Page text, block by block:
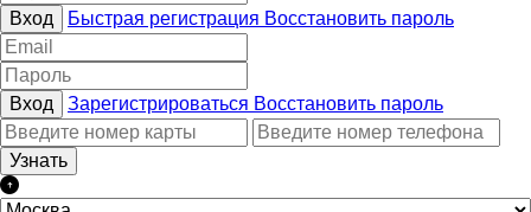
Вход Быстрая регистрация Восстановить пароль
Вход Зарегистрироваться Восстановить пароль
Узнать